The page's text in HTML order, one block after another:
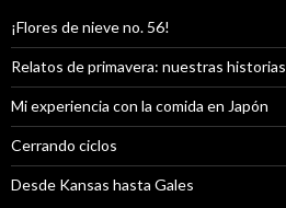
¡Flores de nieve no. 56!
Relatos de primavera: nuestras historias
Mi experiencia con la comida en Japón
Cerrando ciclos
Desde Kansas hasta Gales